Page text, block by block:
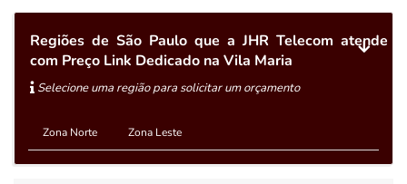
Regiões de São Paulo que a JHR Telecom atende
com Preço Link Dedicado na Vila Maria
Selecione uma região para solicitar um orçamento
Zona Norte Zona Leste